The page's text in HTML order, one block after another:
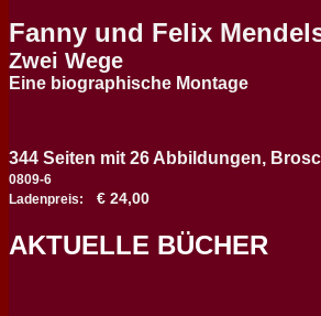
Fanny und Felix
Zwei Wege
Eine biographische Montage
344 Seiten mit 26 Abbildungen,
0809-6
Ladenpreis: € 24,00
AKTUELLE BÜCHER